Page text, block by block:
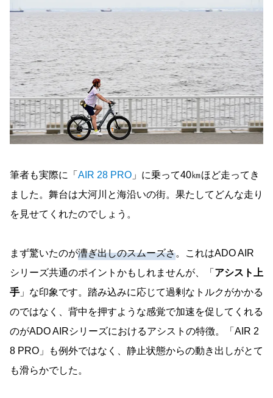
筆者も実際に「 AIR 28 PRO 」に乗って40㎞ほど走ってき
ました。舞台は大河川と海沿いの街。果たしてどんな走り
を見せてくれたのでしょう。
まず驚いたのが漕ぎ出しのスムーズさ。これはADO AIR
シリーズ共通のポイントかもしれませんが、「 アシスト上
手 」な印象です。踏み込みに応じて過剰なトルクがかかる
のではなく、背中を押すような感覚で加速を促してくれる
のがADO AIRシリーズにおけるアシストの特徴。「AIR 2
8 PRO」も例外ではなく、静止状態からの動き出しがとて
も滑らかでした。